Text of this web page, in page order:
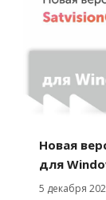
Новая
для
5 декабря